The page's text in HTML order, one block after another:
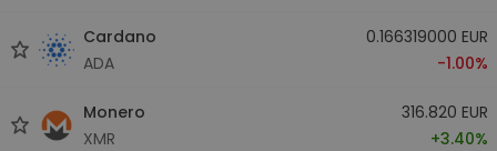
Cardano
ADA
0.166319000 EUR
-1.00%
Monero
XMR
316.820 EUR
+3.40%